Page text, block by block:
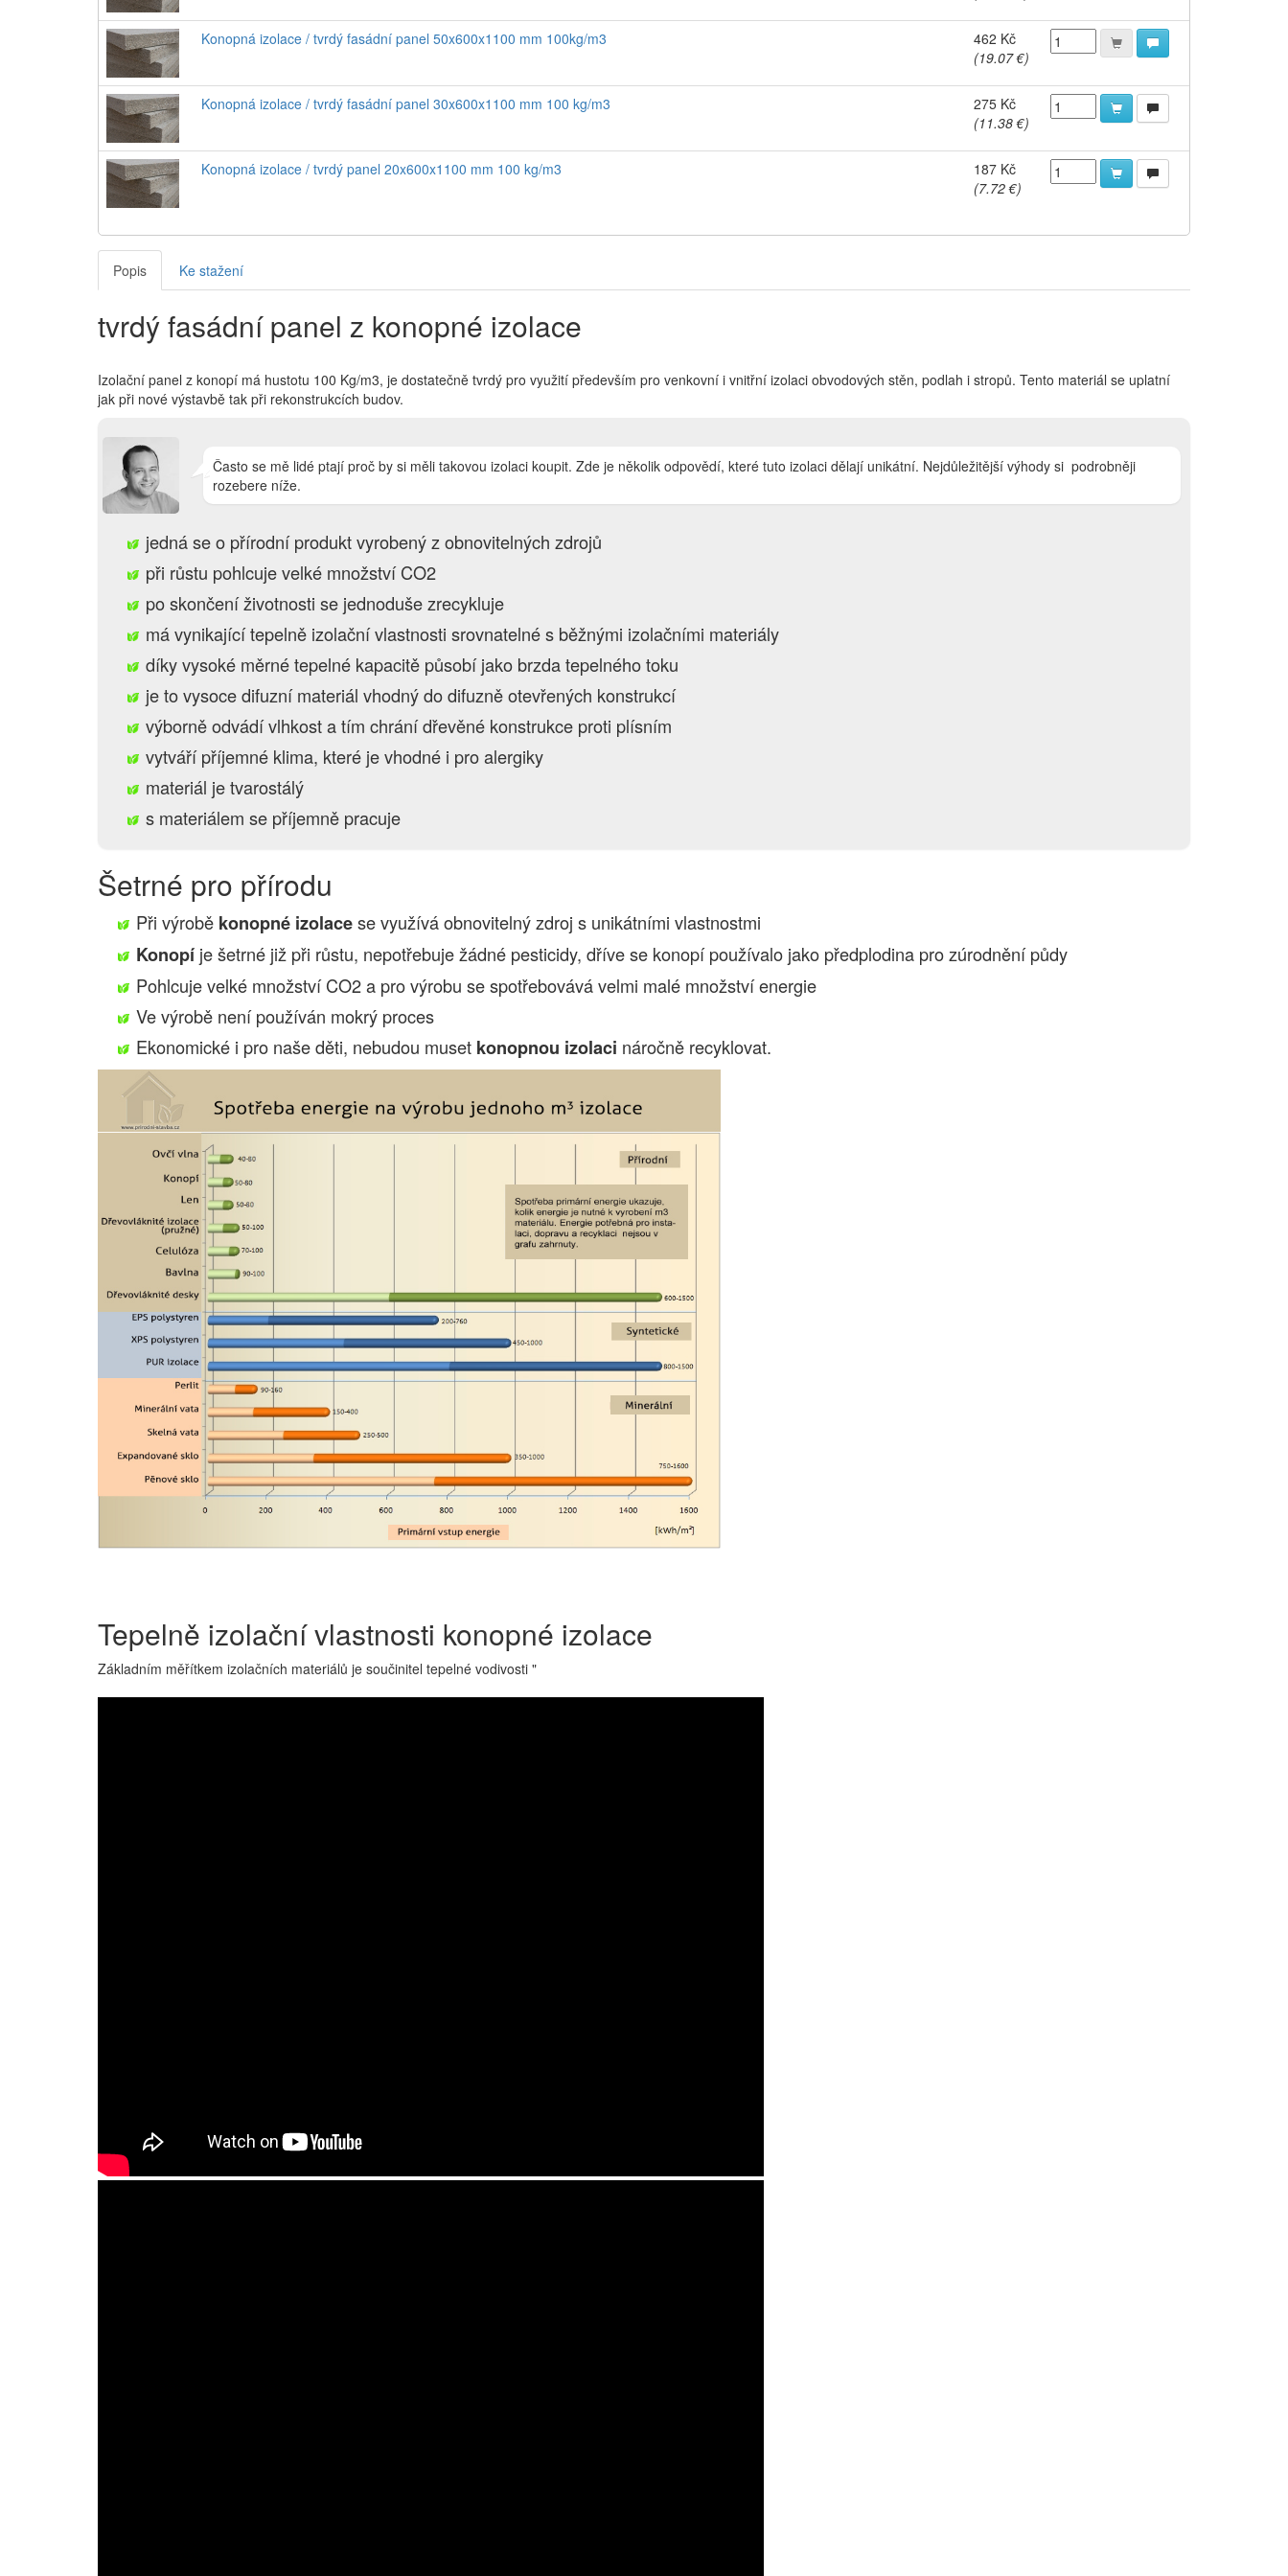
Konopná izolace / tvrdý fasádní panel 50x600x1100 mm 100kg/m3
462 Kč
(19.07 €)
Konopná izolace / tvrdý fasádní panel 30x600x1100 mm 100 kg/m3
275 Kč
(11.38 €)
Konopná izolace / tvrdý panel 20x600x1100 mm 100 kg/m3
187 Kč
(7.72 €)
Popis Ke stažení
tvrdý fasádní panel z konopné izolace
Izolační panel z konopí má hustotu 100 Kg/m3, je dostatečně tvrdý pro využití především pro venkovní i vnitřní izolaci obvodových stěn, podlah i stropů. Tento materiál se uplatní
jak při nové výstavbě tak při rekonstrukcích budov.
Často se mě lidé ptají proč by si měli takovou izolaci koupit. Zde je několik odpovědí, které tuto izolaci dělají unikátní. Nejdůležitější výhody si podrobněji
rozebere níže.
jedná se o přírodní produkt vyrobený z obnovitelných zdrojů
při růstu pohlcuje velké množství CO2
po skončení životnosti se jednoduše zrecykluje
má vynikající tepelně izolační vlastnosti srovnatelné s běžnými izolačními materiály
díky vysoké měrné tepelné kapacitě působí jako brzda tepelného toku
je to vysoce difuzní materiál vhodný do difuzně otevřených konstrukcí
výborně odvádí vlhkost a tím chrání dřevěné konstrukce proti plísním
vytváří příjemné klima, které je vhodné i pro alergiky
materiál je tvarostálý
s materiálem se příjemně pracuje
Šetrné pro přírodu
Při výrobě konopné izolacese využívá obnovitelný zdroj s unikátními vlastnostmi
Konopí je šetrné již při růstu, nepotřebuje žádné pesticidy, dříve se konopí používalo jako předplodina pro zúrodnění půdy
Pohlcuje velké množství CO2 a pro výrobu se spotřebovává velmi malé množství energie
Ve výrobě není používán mokrý proces
Ekonomické i pro naše děti, nebudou muset konopnou izolaci náročně recyklovat.
Tepelně izolační vlastnosti konopné izolace
Základním měřítkem izolačních materiálů je součinitel tepelné vodivosti "